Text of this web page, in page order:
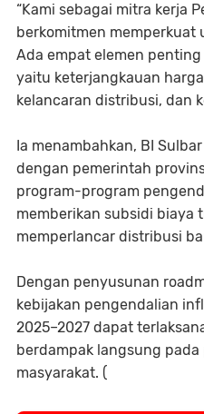
“Kami sebagai mitra kerja
berkomitmen memperkuat
Ada empat elemen
yaitu keterjangkauan
kelancaran distribusi, dan
Ia menambahkan, BI
dengan pemerintah
program-program
memberikan subsidi biaya
memperlancar distribusi
Dengan penyusunan
kebijakan pengendalian
2025–2027 dapat
berdampak langsung
masyarakat. (